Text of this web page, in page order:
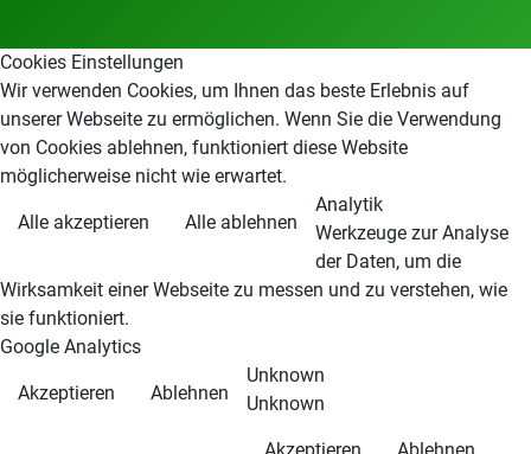
Cookies Einstellungen
Wir verwenden Cookies, um Ihnen das beste Erlebnis auf
unserer Webseite zu ermöglichen. Wenn Sie die Verwendung
von Cookies ablehnen, funktioniert diese Website
möglicherweise nicht wie erwartet.
Alle akzeptieren Alle ablehnen
Analytik
Werkzeuge zur Analyse
der Daten, um die
Wirksamkeit einer Webseite zu messen und zu verstehen, wie
sie funktioniert.
Google Analytics
Akzeptieren Ablehnen
Unknown
Unknown